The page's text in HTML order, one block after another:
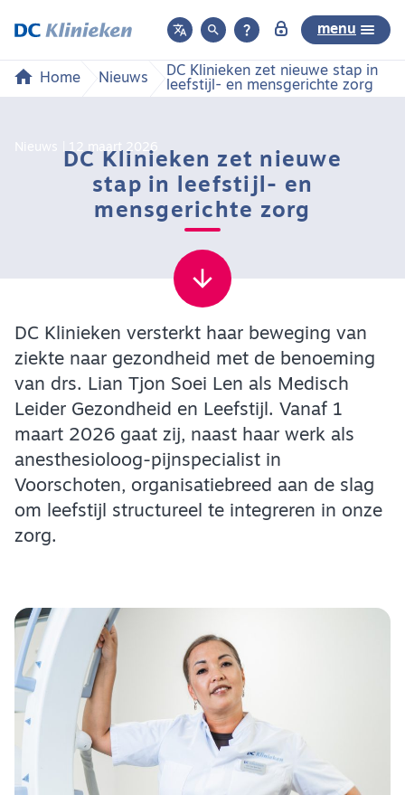
   menu
Home Nieuws
DC Klinieken zet nieuwe stap in
leefstijl- en mensgerichte zorg
Nieuws 12 maart 2026
DC Klinieken zet nieuwe
stap in leefstijl- en
mensgerichte zorg
DC Klinieken versterkt haar beweging van
ziekte naar gezondheid met de benoeming
van drs. Lian Tjon Soei Len als Medisch
Leider Gezondheid en Leefstijl. Vanaf 1
maart 2026 gaat zij, naast haar werk als
anesthesioloog-pijnspecialist in
Voorschoten, organisatiebreed aan de slag
om leefstijl structureel te integreren in onze
zorg.